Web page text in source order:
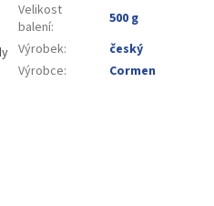
Velikost
balení:
500 g
Výrobek:
český
Výrobce: Cormen